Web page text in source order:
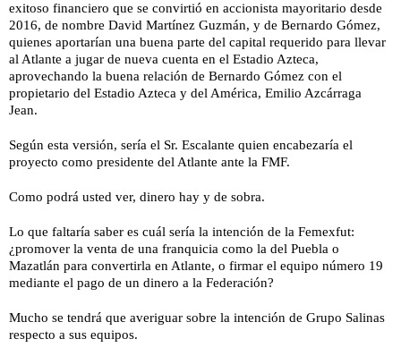
exitoso financiero que se convirtió en accionista mayoritario desde
2016, de nombre David Martínez Guzmán, y de Bernardo Gómez,
quienes aportarían una buena parte del capital requerido para llevar
al Atlante a jugar de nueva cuenta en el Estadio Azteca,
aprovechando la buena relación de Bernardo Gómez con el
propietario del Estadio Azteca y del América, Emilio Azcárraga
Jean.
Según esta versión, sería el Sr. Escalante quien encabezaría el
proyecto como presidente del Atlante ante la FMF.
Como podrá usted ver, dinero hay y de sobra.
Lo que faltaría saber es cuál sería la intención de la Femexfut:
¿promover la venta de una franquicia como la del Puebla o
Mazatlán para convertirla en Atlante, o firmar el equipo número 19
mediante el pago de un dinero a la Federación?
Mucho se tendrá que averiguar sobre la intención de Grupo Salinas
respecto a sus equipos.